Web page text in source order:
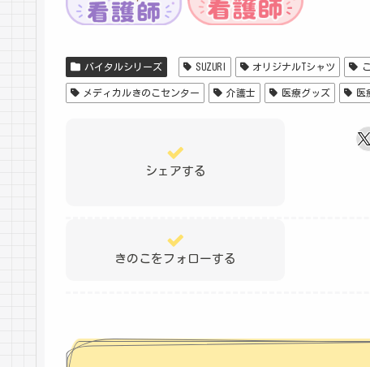
バイタルシリーズ SUZURI オリジナルTシャツ
メディカルきのこセンター 介護士 医療グッズ 医
シェアする
きのこをフォローする